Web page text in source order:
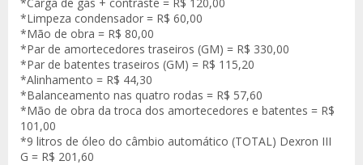
*Limpeza condensador = R$ 60,00
*Mão de obra = R$ 80,00
*Par de amortecedores traseiros (GM) = R$ 330,00
*Par de batentes traseiros (GM) = R$ 115,20
*Alinhamento = R$ 44,30
*Balanceamento nas quatro rodas = R$ 57,60
*Mão de obra da troca dos amortecedores e batentes = R$
101,00
*9 litros de óleo do câmbio automático (TOTAL) Dexron III
G = R$ 201,60